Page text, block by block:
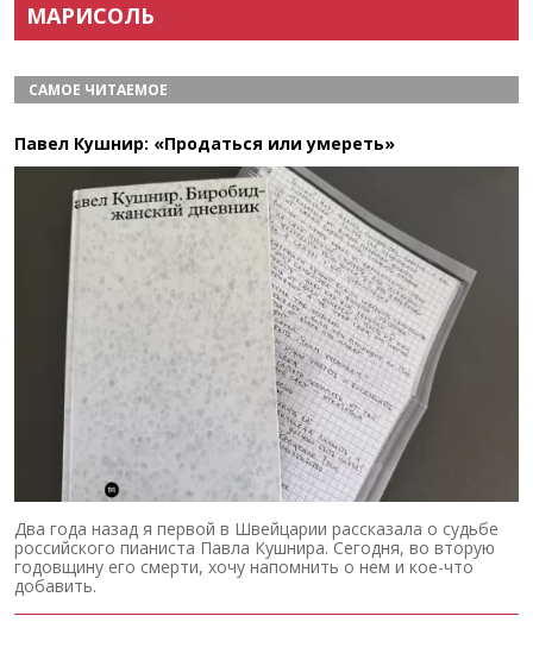
МАРИСОЛЬ
САМОЕ ЧИТАЕМОЕ
Павел Кушнир: «Продаться или умереть»
Два года назад я первой в Швейцарии рассказала о судьбе
российского пианиста Павла Кушнира. Сегодня, во вторую
годовщину его смерти, хочу напомнить о нем и кое-что
добавить.